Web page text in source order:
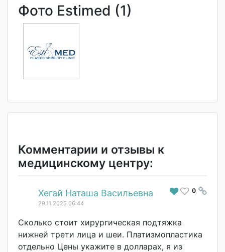
Фото Estimed (1)
Комментарии и отзывы к
медицинскому центру:
# 0
Хегай Наташа Васильевна
29.11.2025 06:44
Сколько стоит хирургическая подтяжка
нижней трети лица и шеи. Платизмопластика
отдельно Цены укажите в долларах, я из